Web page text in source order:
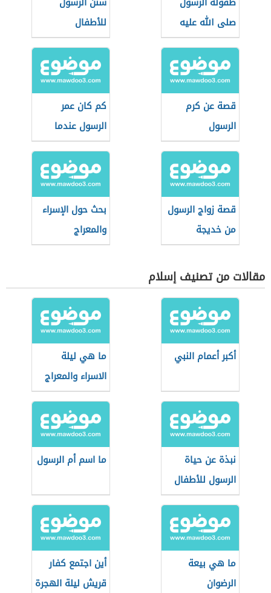
صلى الله عليه
وسلم
للأطفال
قصة عن كرم
الرسول
كم كان عمر
الرسول عندما
تزوج خديجة
قصة زواج الرسول
من خديجة
بحث حول الإسراء
والمعراج
مقالات من تصنيف إسلام
أكبر أعمام النبي
ما هي ليلة
الاسراء والمعراج
نبذة عن حياة
الرسول للأطفال
ما اسم أم الرسول
ما هي بيعة
الرضوان
أين اجتمع كفار
قريش ليلة الهجرة